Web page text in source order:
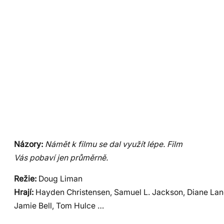
Názory: Námět k filmu se dal využít lépe. Film
Vás pobaví jen průměrně.
Režie: Doug Liman
Hrají: Hayden Christensen, Samuel L. Jackson, Diane
Jamie Bell, Tom Hulce …